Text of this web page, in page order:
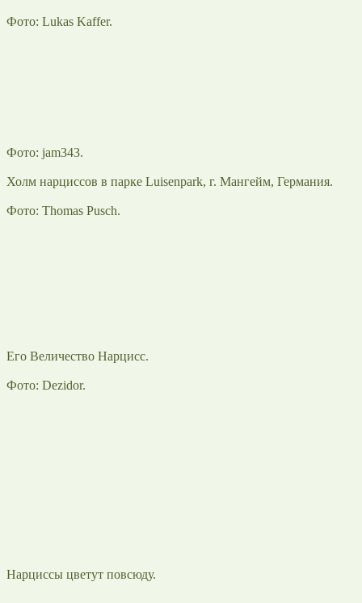
Фото: Lukas Kaffer.
Фото: jam343.
Холм нарциссов в парке Luisenpark, г. Мангейм, Германия.
Фото: Thomas Pusch.
Его Величество Нарцисс.
Фото: Dezidor.
Нарциссы цветут повсюду.